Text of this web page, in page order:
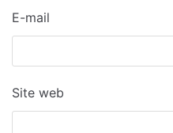
E-mail
Site web